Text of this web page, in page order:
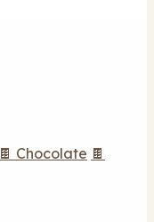
🍫 Chocolate 🍫